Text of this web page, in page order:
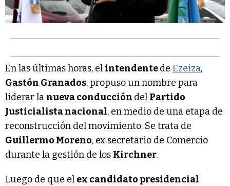
En las últimas horas, el intendentede Ezeiza,
Gastón Granados, propuso un nombre para
liderar la nueva conducción del Partido
Justicialista nacional, en medio de una etapa de
reconstrucción del movimiento. Se trata de
Guillermo Moreno, ex secretario de Comercio
durante la gestión de los Kirchner.
Luego de que el ex candidato presidencial